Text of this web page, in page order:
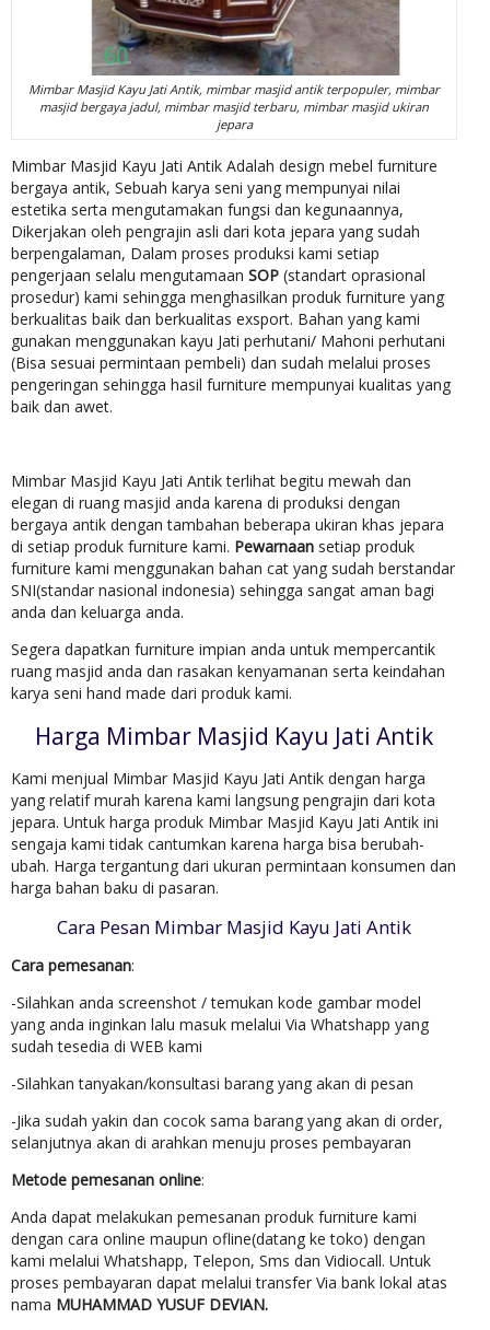
Mimbar Masjid Kayu Jati Antik, mimbar masjid antik terpopuler, mimbar
masjid bergaya jadul, mimbar masjid terbaru, mimbar masjid ukiran
jepara
Mimbar Masjid Kayu Jati Antik Adalah design mebel furniture
bergaya antik, Sebuah karya seni yang mempunyai nilai
estetika serta mengutamakan fungsi dan kegunaannya,
Dikerjakan oleh pengrajin asli dari kota jepara yang sudah
berpengalaman, Dalam proses produksi kami setiap
pengerjaan selalu mengutamaan SOP (standart oprasional
prosedur) kami sehingga menghasilkan produk furniture yang
berkualitas baik dan berkualitas exsport. Bahan yang kami
gunakan menggunakan kayu Jati perhutani/ Mahoni perhutani
(Bisa sesuai permintaan pembeli) dan sudah melalui proses
pengeringan sehingga hasil furniture mempunyai kualitas yang
baik dan awet.
Mimbar Masjid Kayu Jati Antik terlihat begitu mewah dan
elegan di ruang masjid anda karena di produksi dengan
bergaya antik dengan tambahan beberapa ukiran khas jepara
di setiap produk furniture kami. Pewarnaan setiap produk
furniture kami menggunakan bahan cat yang sudah berstandar
SNI(standar nasional indonesia) sehingga sangat aman bagi
anda dan keluarga anda.
Segera dapatkan furniture impian anda untuk mempercantik
ruang masjid anda dan rasakan kenyamanan serta keindahan
karya seni hand made dari produk kami.
Harga Mimbar Masjid Kayu Jati Antik
Kami menjual Mimbar Masjid Kayu Jati Antik dengan harga
yang relatif murah karena kami langsung pengrajin dari kota
jepara. Untuk harga produk Mimbar Masjid Kayu Jati Antik ini
sengaja kami tidak cantumkan karena harga bisa berubah-
ubah. Harga tergantung dari ukuran permintaan konsumen dan
harga bahan baku di pasaran.
Cara Pesan Mimbar Masjid Kayu Jati Antik
Cara pemesanan:
-Silahkan anda screenshot / temukan kode gambar model
yang anda inginkan lalu masuk melalui Via Whatshapp yang
sudah tesedia di WEB kami
-Silahkan tanyakan/konsultasi barang yang akan di pesan
-Jika sudah yakin dan cocok sama barang yang akan di order,
selanjutnya akan di arahkan menuju proses pembayaran
Metode pemesanan online:
Anda dapat melakukan pemesanan produk furniture kami
dengan cara online maupun ofline(datang ke toko) dengan
kami melalui Whatshapp, Telepon, Sms dan Vidiocall. Untuk
proses pembayaran dapat melalui transfer Via bank lokal atas
nama MUHAMMAD YUSUF DEVIAN.